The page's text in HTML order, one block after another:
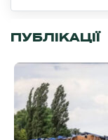
ПУБЛІКАЦІЇ